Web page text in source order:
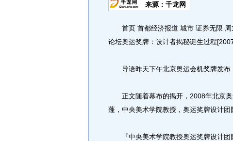
来源：千龙网
首页 首都经济报道 城市 证券无限 周
论坛奥运奖牌：设计者揭秘诞生过程
导语昨天下午北京奥运会机奖牌发布
正文随着幕布的揭开，2008年北京奥
蓬，中央美术学院教授，奥运奖牌设计团
『中央美术学院教授奥运奖牌设计团